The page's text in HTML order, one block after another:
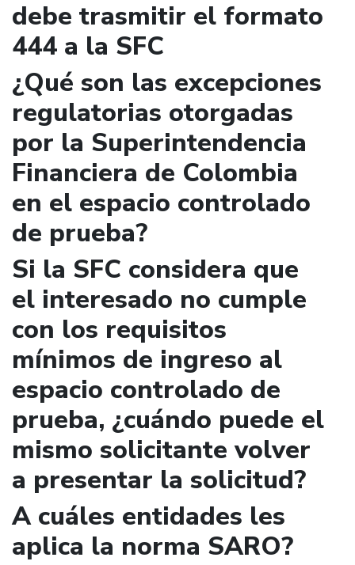
debe trasmitir el formato
444 a la SFC
¿Qué son las excepciones
regulatorias otorgadas
por la Superintendencia
Financiera de Colombia
en el espacio controlado
de prueba?
Si la SFC considera que
el interesado no cumple
con los requisitos
mínimos de ingreso al
espacio controlado de
prueba, ¿cuándo puede el
mismo solicitante volver
a presentar la solicitud?
A cuáles entidades les
aplica la norma SARO?